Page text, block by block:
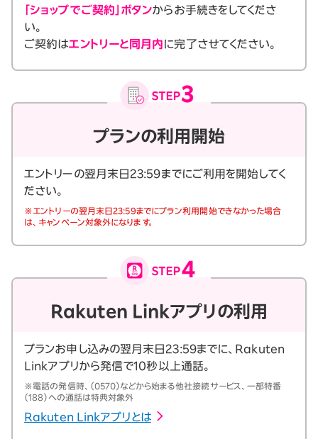
「ショップでご契約」ボタンからお手続きをしてくださ
い。
ご契約はエントリーと同月内に完了させてください。
プランの利用開始
エントリーの翌月末日23:59までにご利用を開始してく
ださい。
※エントリーの翌月末日23:59までにプラン利用開始できなかった場合
は、キャンペーン対象外になります。
Rakuten Linkアプリの利用
プランお申し込みの翌月末日23:59までに、Rakuten
Linkアプリから発信で10秒以上通話。
※電話の発信時、（0570）などから始まる他社接続サービス、一部特番
（188）への通話は特典対象外
Rakuten Linkアプリとは